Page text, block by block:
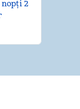
nopți 2